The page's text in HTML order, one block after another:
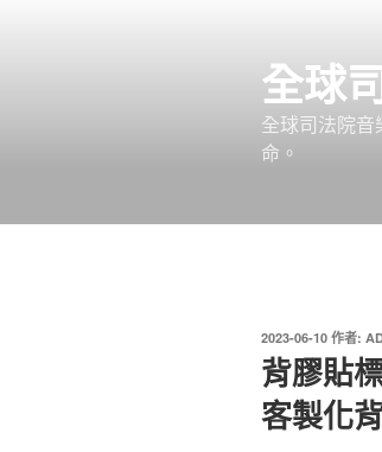
全球
全球司法院
命。
發
佈
於
2023-06-10 作者:
背膠貼
客製化